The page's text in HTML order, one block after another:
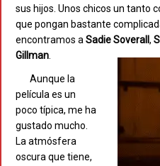
sus hijos. Unos chicos un tanto
que pongan bastante
encontramos aSadieSoverall ,
Gillman.
Aunque la
película es un
poco típica, me ha
gustado mucho.
La atmósfera
oscura que tiene,